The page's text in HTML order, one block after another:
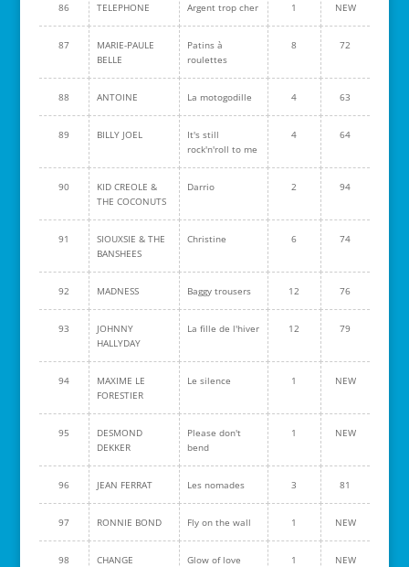
86 TELEPHONE Argent trop cher 1 NEW
87
MARIE-PAULE
BELLE
Patins à
roulettes
8 72
88 ANTOINE La motogodille 4 63
89 BILLY JOEL
It's still
rock'n'roll to me
4 64
90
KID CREOLE &
THE COCONUTS
Darrio 2 94
91
SIOUXSIE & THE
BANSHEES
Christine 6 74
92 MADNESS Baggy trousers 12 76
93
JOHNNY
HALLYDAY
La fille de l'hiver 12 79
94
MAXIME LE
FORESTIER
Le silence 1 NEW
95
DESMOND
DEKKER
Please don't
bend
1 NEW
96 JEAN FERRAT Les nomades 3 81
97 RONNIE BOND Fly on the wall 1 NEW
98 CHANGE Glow of love 1 NEW